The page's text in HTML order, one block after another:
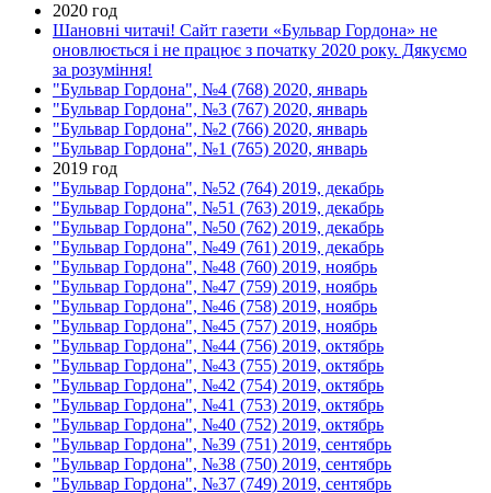
2020 год
Шановні читачі! Сайт газети «Бульвар Гордона» не
оновлюється і не працює з початку 2020 року. Дякуємо
за розуміння!
"Бульвар Гордона", №4 (768) 2020, январь
"Бульвар Гордона", №3 (767) 2020, январь
"Бульвар Гордона", №2 (766) 2020, январь
"Бульвар Гордона", №1 (765) 2020, январь
2019 год
"Бульвар Гордона", №52 (764) 2019, декабрь
"Бульвар Гордона", №51 (763) 2019, декабрь
"Бульвар Гордона", №50 (762) 2019, декабрь
"Бульвар Гордона", №49 (761) 2019, декабрь
"Бульвар Гордона", №48 (760) 2019, ноябрь
"Бульвар Гордона", №47 (759) 2019, ноябрь
"Бульвар Гордона", №46 (758) 2019, ноябрь
"Бульвар Гордона", №45 (757) 2019, ноябрь
"Бульвар Гордона", №44 (756) 2019, октябрь
"Бульвар Гордона", №43 (755) 2019, октябрь
"Бульвар Гордона", №42 (754) 2019, октябрь
"Бульвар Гордона", №41 (753) 2019, октябрь
"Бульвар Гордона", №40 (752) 2019, октябрь
"Бульвар Гордона", №39 (751) 2019, сентябрь
"Бульвар Гордона", №38 (750) 2019, сентябрь
"Бульвар Гордона", №37 (749) 2019, сентябрь